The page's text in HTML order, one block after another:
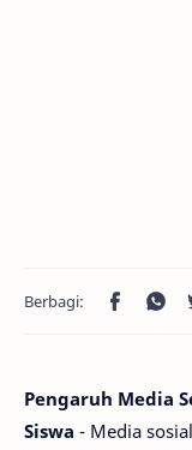
Pengaruh Media
Siswa - Media